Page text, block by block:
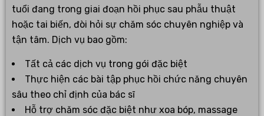
tuổi đang trong giai đoạn hồi phục sau phẫu thuật
hoặc tai biến, đòi hỏi sự chăm sóc chuyên nghiệp và
tận tâm. Dịch vụ bao gồm:
Tất cả các dịch vụ trong gói đặc biệt
Thực hiện các bài tập phục hồi chức năng chuyên
sâu theo chỉ định của bác sĩ
Hỗ trợ chăm sóc đặc biệt như xoa bóp, massage